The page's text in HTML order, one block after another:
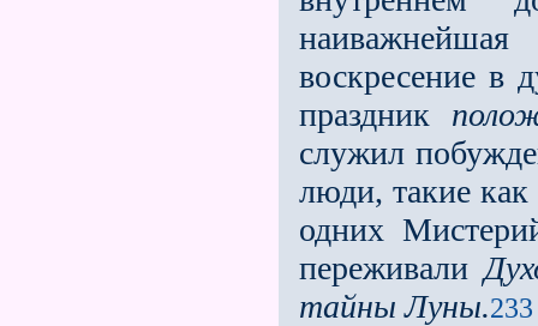
наиважнейшая
воскресение в
праздник
служил
люди, такие как
одних
переживали
тайны Луны.